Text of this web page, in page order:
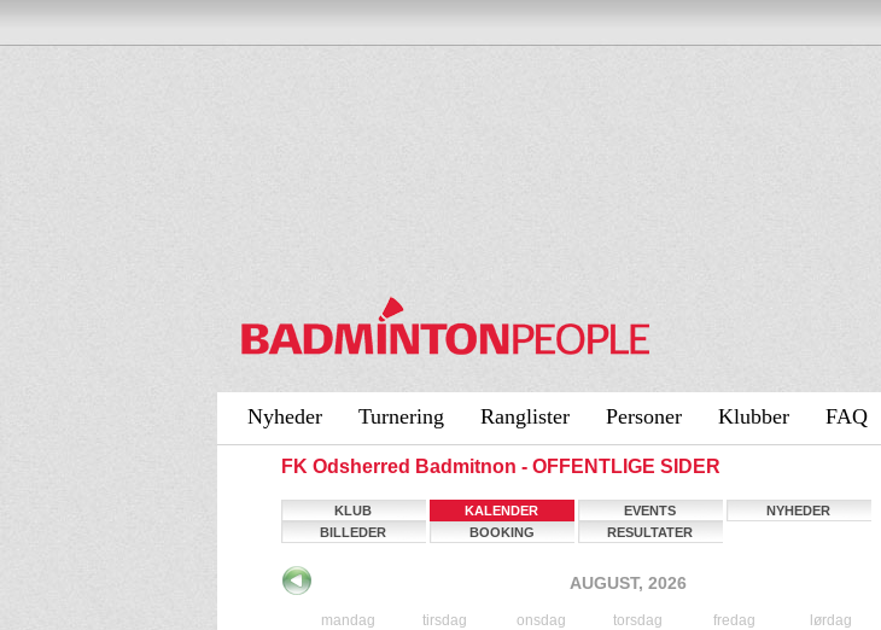
Nyheder Turnering Ranglister Personer Klubber FAQ
FK Odsherred Badmitnon - OFFENTLIGE SIDER
KLUB KALENDER EVENTS
NYHEDER
BILLEDER
BOOKING RESULTATER
AUGUST, 2026
mandag tirsdag onsdag torsdag fredag lørdag